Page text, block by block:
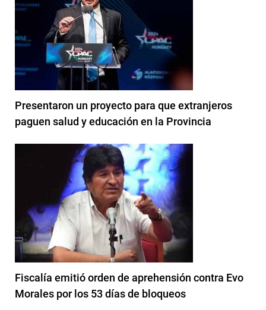
Presentaron un proyecto para que extranjeros
paguen salud y educación en la Provincia
Fiscalía emitió orden de aprehensión contra Evo
Morales por los 53 días de bloqueos